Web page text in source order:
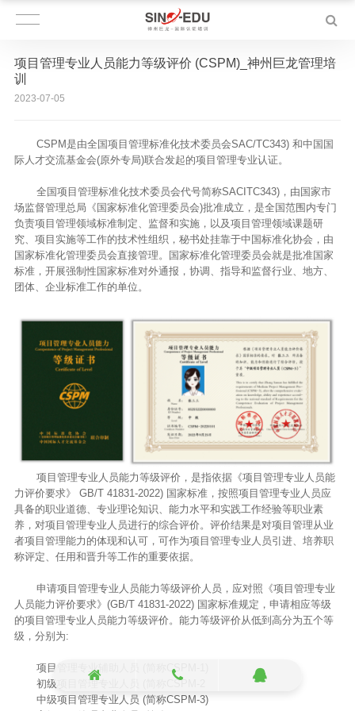
项目管理专业人员能力等级评价 (CSPM)_神州巨龙管理培
训
2023-07-05
CSPM是由全国项目管理标准化技术委员会SAC/TC343) 和中国国
际人才交流基金会(原外专局)联合发起的项目管理专业认证。
全国项目管理标准化技术委员会代号简称SACITC343)，由国家市
场监督管理总局《国家标准化管理委员会)批准成立，是全国范围内专门
负责项目管理领域标准制定、监督和实施，以及项目管理领域课题研
究、项目实施等工作的技术性组织，秘书处挂靠于中国标准化协会，由
国家标准化管理委员会直接管理。国家标准化管理委员会就是批准国家
标准，开展强制性国家标准对外通报，协调、指导和监督行业、地方、
团体、企业标准工作的单位。
项目管理专业人员能力等级评价，是指依据《项目管理专业人员能
力评价要求》 GB/T 41831-2022) 国家标准，按照项目管理专业人员应
具备的职业道德、专业理论知识、能力水平和实践工作经验等职业素
养，对项目管理专业人员进行的综合评价。评价结果是对项目管理从业
者项目管理能力的体现和认可，可作为项目管理专业人员引进、培养职
称评定、任用和晋升等工作的重要依据。
申请项目管理专业人员能力等级评价人员，应对照《项目管理专业
人员能力评价要求》(GB/T 41831-2022) 国家标准规定，申请相应等级
的项目管理专业人员能力等级评价。能力等级评价从低到高分为五个等
级，分别为:
项目管理专业辅助人员 (简称CSPM-1)
初级项目管理专业人员 (简称CSPM-2
中级项目管理专业人员 (简称CSPM-3)